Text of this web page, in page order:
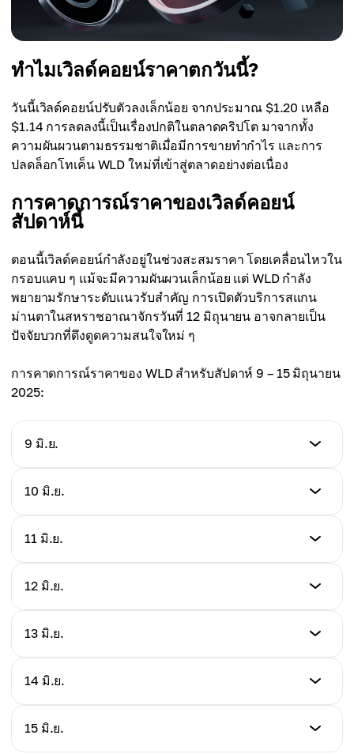
ทำไมเวิลด์คอยน์ราคาตกวันนี้?
วันนี้เวิลด์คอยน์ปรับตัวลงเล็กน้อย จากประมาณ $1.20 เหลือ
$1.14 การลดลงนี้เป็นเรื่องปกติในตลาดคริปโต มาจากทั้ง
ความผันผวนตามธรรมชาติเมื่อมีการขายทำกำไร และการ
ปลดล็อกโทเค็น WLD ใหม่ที่เข้าสู่ตลาดอย่างต่อเนื่อง
การคาดการณ์ราคาของเวิลด์คอยน์
สัปดาห์นี้
ตอนนี้เวิลด์คอยน์กำลังอยู่ในช่วงสะสมราคา โดยเคลื่อนไหวใน
กรอบแคบ ๆ แม้จะมีความผันผวนเล็กน้อย แต่ WLD กำลัง
พยายามรักษาระดับแนวรับสำคัญ การเปิดตัวบริการสแกน
ม่านตาในสหราชอาณาจักรวันที่ 12 มิถุนายน อาจกลายเป็น
ปัจจัยบวกที่ดึงดูดความสนใจใหม่ ๆ
การคาดการณ์ราคาของ WLD สำหรับสัปดาห์ 9 – 15 มิถุนายน
2025:
9 มิ.ย.
การคาดการณ์ราคา
การเปลี่ยนแปลงรายวัน
10 มิ.ย.
การคาดการณ์ราคา
การเปลี่ยนแปลงรายวัน
11 มิ.ย.
การคาดการณ์ราคา
การเปลี่ยนแปลงรายวัน
12 มิ.ย.
การคาดการณ์ราคา
การเปลี่ยนแปลงรายวัน
13 มิ.ย.
การคาดการณ์ราคา
การเปลี่ยนแปลงรายวัน
14 มิ.ย.
การคาดการณ์ราคา
15 มิ.ย.